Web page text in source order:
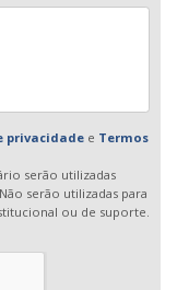
privacidadee Termos
serão utilizadas
serão utilizadas para
ou de suporte.